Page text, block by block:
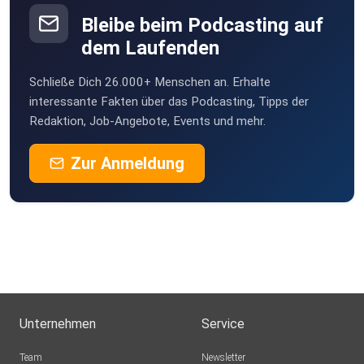
gereicht und dich unterstützt. Win-win - so lieben wir das!
Hier geht‘s lang:
https://steadyhq.com/de/malfreundefm/about
Vielen Dank fürs Zuhören!
Produktion: Melanie Avis https://melanieavis.com
Bleibe beim Podcasting auf
dem Laufenden
Schließe Dich 26.000+ Menschen an. Erhalte
interessante Fakten über das Podcasting, Tipps der
Redaktion, Job-Angebote, Events und mehr.
Zur Anmeldung
Unternehmen
Team
Service
Newsletter